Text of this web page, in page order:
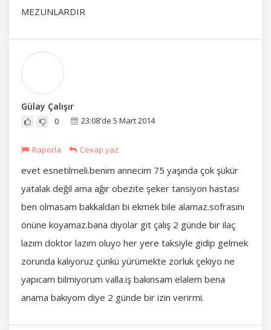
MEZUNLARDIR
Gülay Çalışır
0 23:08'de 5 Mart 2014
Raporla Cevap yaz
evet esnetilmeli.benim annecim 75 yaşında çok şükür
yatalak değil ama ağır obezite şeker tansiyon hastası
ben olmasam bakkaldan bi ekmek bile alamaz.sofrasını
önüne koyamaz.bana diyolar git çalış 2 günde bir ilaç
lazım doktor lazım oluyo her yere taksiyle gidip gelmek
zorunda kalıyoruz çünkü yürümekte zorluk çekiyo ne
yapıcam bilmiyorum valla.iş bakınsam elalem bena
anama bakıyom diye 2 günde bir izin verirmi.